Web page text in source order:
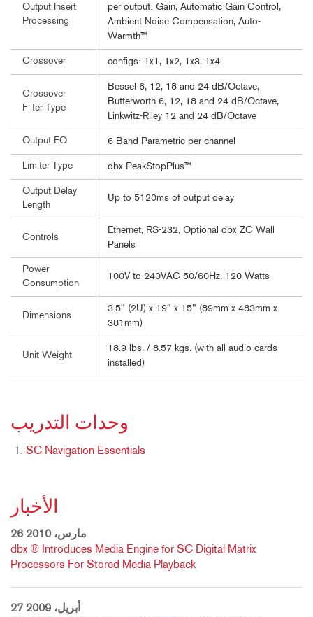
Output Insert
Processing
per output: Gain, Automatic Gain Control,
Ambient Noise Compensation, Auto-
Warmth™
Crossover configs: 1x1, 1x2, 1x3, 1x4
Crossover
Filter Type
Bessel 6, 12, 18 and 24 dB/Octave,
Butterworth 6, 12, 18 and 24 dB/Octave,
Linkwitz-Riley 12 and 24 dB/Octave
Output EQ 6 Band Parametric per channel
Limiter Type dbx PeakStopPlus™
Output Delay
Length
Up to 5120ms of output delay
Controls
Ethernet, RS-232, Optional dbx ZC Wall
Panels
Power
Consumption
100V to 240VAC 50/60Hz, 120 Watts
Dimensions
3.5" (2U) x 19" x 15" (89mm x 483mm x
381mm)
Unit Weight
18.9 lbs. / 8.57 kgs. (with all audio cards
installed)
وحدات التدريب
SC Navigation Essentials
الأخبار
26 مارس، 2010
dbx ® Introduces Media Engine for SC Digital Matrix
Processors For Stored Media Playback
27 أبريل، 2009